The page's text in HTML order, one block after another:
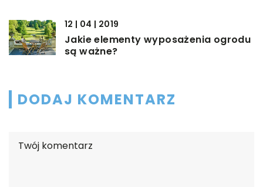
12 | 04 | 2019
Jakie elementy wyposażenia ogrodu
są ważne?
DODAJ KOMENTARZ